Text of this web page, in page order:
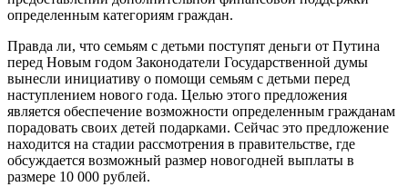
определенным категориям граждан.
Правда ли, что семьям с детьми поступят деньги от Путина
перед Новым годом Законодатели Государственной думы
вынесли инициативу о помощи семьям с детьми перед
наступлением нового года. Целью этого предложения
является обеспечение возможности определенным гражданам
порадовать своих детей подарками. Сейчас это предложение
находится на стадии рассмотрения в правительстве, где
обсуждается возможный размер новогодней выплаты в
размере 10 000 рублей.